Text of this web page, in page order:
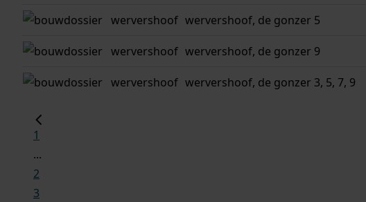
wervershoof wervershoof, de gonzer 5
wervershoof wervershoof, de gonzer 9
wervershoof wervershoof, de gonzer 3, 5, 7, 9
1
...
2
3